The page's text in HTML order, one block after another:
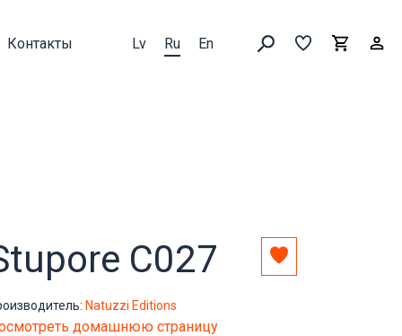
Контакты Lv Ru En Искать товары
Выборка
C027
Добавить
Natuzzi Editions
домашнюю страницу